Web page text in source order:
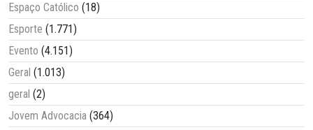
Espaço Católico (18)
Esporte (1.771)
Evento (4.151)
Geral (1.013)
geral (2)
Jovem Advocacia (364)